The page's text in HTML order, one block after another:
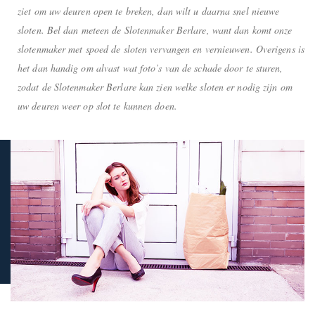
ziet om uw deuren open te breken, dan wilt u daarna snel nieuwe
sloten. Bel dan meteen de Slotenmaker Berlare, want dan komt onze
slotenmaker met spoed de sloten vervangen en vernieuwen. Overigens is
het dan handig om alvast wat foto’s van de schade door te sturen,
zodat de Slotenmaker Berlare kan zien welke sloten er nodig zijn om
uw deuren weer op slot te kunnen doen.